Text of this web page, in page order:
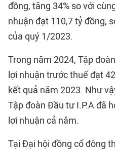
đồng, tăng 34% so với
nhuận đạt 110,7 tỷ đồng,
của quý 1/2023.
Trong năm 2024, Tập
lợi nhuận trước thuế đạt
kết quả năm 2023. Như
Tập đoàn Đầu tư I.P.A đã
lợi nhuận cả năm.
Tại Đại hội đồng cổ đông